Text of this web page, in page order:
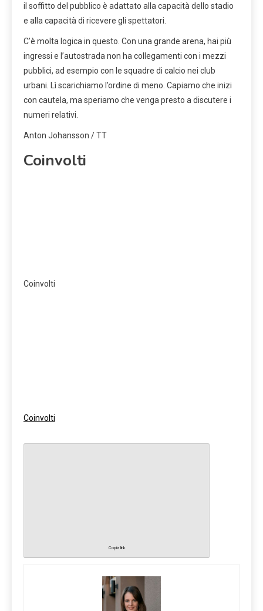
il soffitto del pubblico è adattato alla capacità dello stadio
e alla capacità di ricevere gli spettatori.
C’è molta logica in questo. Con una grande arena, hai più
ingressi e l’autostrada non ha collegamenti con i mezzi
pubblici, ad esempio con le squadre di calcio nei club
urbani. Lì scarichiamo l’ordine di meno. Capiamo che inizi
con cautela, ma speriamo che venga presto a discutere i
numeri relativi.
Anton Johansson / TT
Coinvolti
Coinvolti
Coinvolti
Copia link